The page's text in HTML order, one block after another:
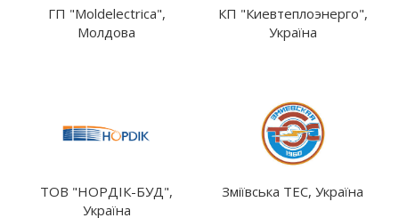
ГП "Moldelectrica",
Молдова
КП "Киевтеплоэнерго",
Україна
ТОВ "НОРДІК-БУД",
Україна
Зміївська ТЕС, Україна